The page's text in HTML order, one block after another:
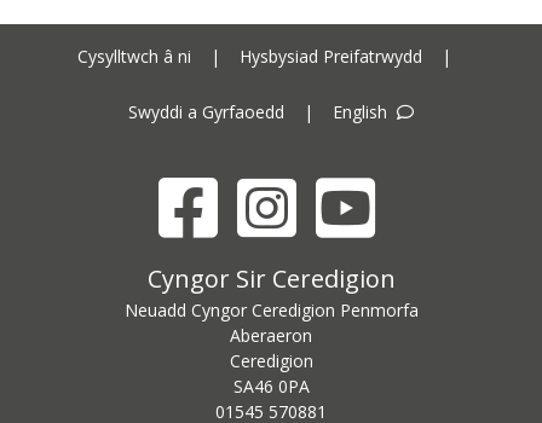
Cysylltwch â ni | Hysbysiad Preifatrwydd |
Swyddi a Gyrfaoedd | English
FacebookInstagramYouTube
Cyngor Sir Ceredigion addressCyngor Sir Ceredigion
Neuadd Cyngor Ceredigion Penmorfa
Aberaeron
Ceredigion
SA46 0PA
Ceredigion County Council call centre phone number
01545 570881